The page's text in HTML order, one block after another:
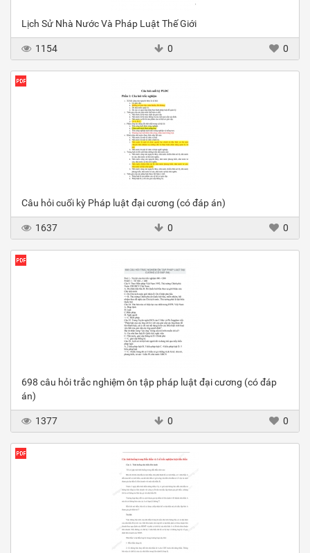
Lịch Sử Nhà Nước Và Pháp Luật Thế Giới
1154 0 0
Câu hỏi cuối kỳ Pháp luật đại cương (có đáp án)
1637 0 0
698 câu hỏi trắc nghiệm ôn tập pháp luật đại cương (có đáp
án)
1377 0 0